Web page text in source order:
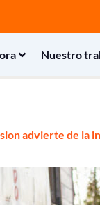
Nuestro
advierte de la